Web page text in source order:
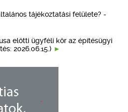
tájékoztatási felülete? -
előtti ügyféli kör az építésügyi
2026.06.15.)